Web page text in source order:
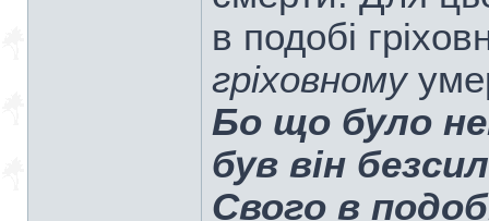
в подобі
гріховному
Бо що було
був він
Свого в